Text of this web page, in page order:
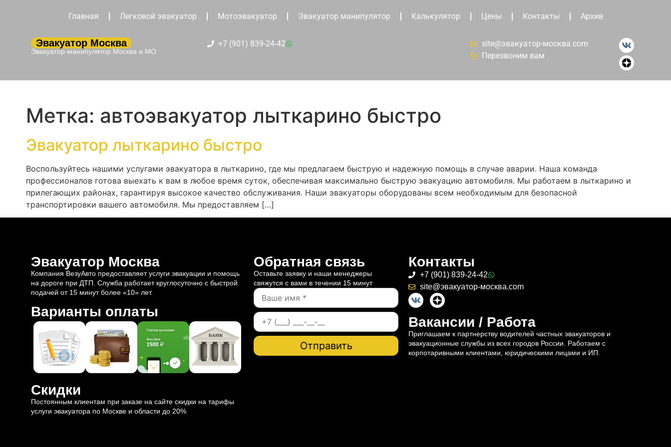
Главная Легковой эвакуатор Мотоэвакуатор Эвакуатор манипулятор Калькулятор Цены Контакты Архив
Эвакуатор Москва
Эвакуатор-манипулятор Москва и МО
+7 (901) 839-24-42
site@эвакуатор-москва.com
Перезвоним вам
Метка: автоэвакуатор лыткарино быстро
Эвакуатор лыткарино быстро
Воспользуйтесь нашими услугами эвакуатора в лыткарино, где мы предлагаем быструю и надежную помощь в случае аварии. Наша команда
профессионалов готова выехать к вам в любое время суток, обеспечивая максимально быструю эвакуацию автомобиля. Мы работаем в лыткарино и
прилегающих районах, гарантируя высокое качество обслуживания. Наши эвакуаторы оборудованы всем необходимым для безопасной
транспортировки вашего автомобиля. Мы предоставляем […]
Эвакуатор Москва
Компания ВезуАвто предоставляет услуги эвакуации и помощь
на дороге при ДТП. Служба работает круглосуточно с быстрой
подачей от 15 минут более «10» лет.
Варианты оплаты
Скидки
Постоянным клиентам при заказе на сайте скидки на тарифы
услуги эвакуатора по Москве и области до 20%
Обратная связь
Оставьте заявку и наши менеджеры
свяжутся с вами в течении 15 минут
Контакты
+7 (901) 839-24-42
site@эвакуатор-москва.com
Вакансии / Работа
Приглашаем к партнерству водителей частных эвакуаторов и
эвакуационные службы из всех городов России. Работаем с
корпотаривными клиентами, юридическими лицами и ИП.